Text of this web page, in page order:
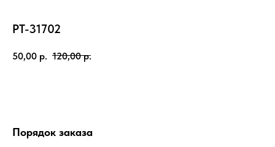
PT-31702
50,00 р. 120,00 р.
Порядок заказа